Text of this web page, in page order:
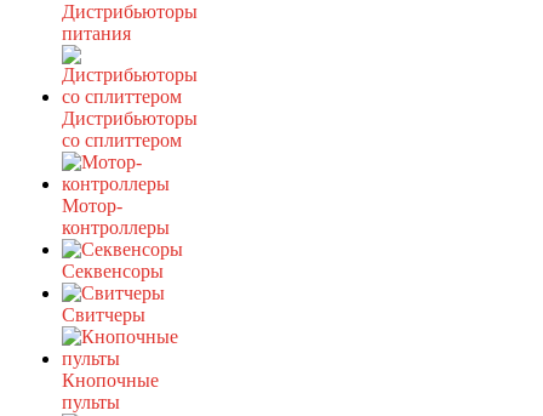
Дистрибьюторы
питания
Дистрибьюторы
со сплиттером
Мотор-
контроллеры
Секвенсоры
Свитчеры
Кнопочные
пульты